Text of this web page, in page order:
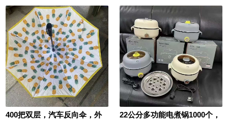
400把双层，汽车反向伞，外
22公分多功能电煮锅1000个，